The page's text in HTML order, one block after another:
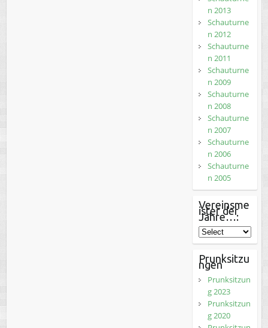
n 2013
Schauturne
n 2012
Schauturne
n 2011
Schauturne
n 2009
Schauturne
n 2008
Schauturne
n 2007
Schauturne
n 2006
Schauturne
n 2005
Vereinsme
ister der
Jahre…:
Prunksitzu
ngen
Prunksitzun
g 2023
Prunksitzun
g 2020